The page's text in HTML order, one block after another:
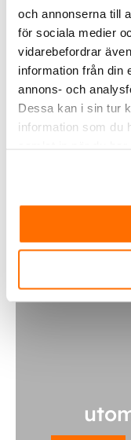
och annonserna till
för sociala medier
vidarebefordrar
information från din
annons- och
Dessa kan i sin tur
information som du
belastningen
är tillräcklig för
nästan 100%.
kommer
differentieras